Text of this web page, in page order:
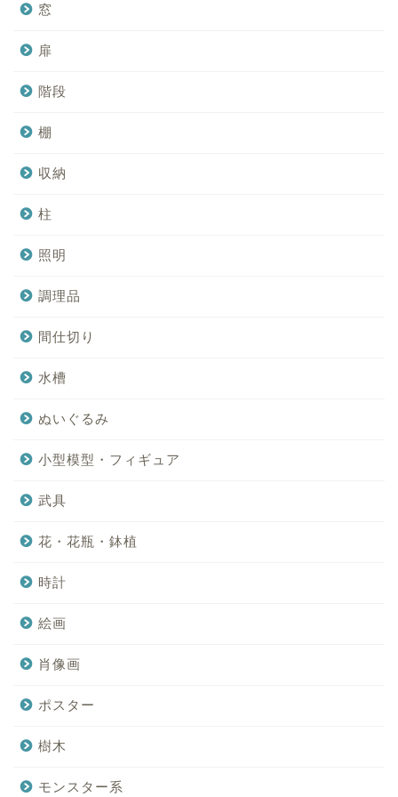
窓
扉
階段
棚
収納
柱
照明
調理品
間仕切り
水槽
ぬいぐるみ
小型模型・フィギュア
武具
花・花瓶・鉢植
時計
絵画
肖像画
ポスター
樹木
モンスター系